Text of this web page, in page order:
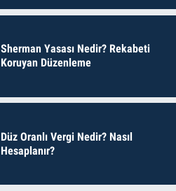
Sherman Yasası Nedir? Rekabeti
Koruyan Düzenleme
Düz Oranlı Vergi Nedir? Nasıl
Hesaplanır?